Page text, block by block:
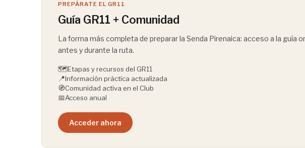
PREPÁRATE EL GR11
Guía GR11 + Comunidad
La forma más completa de preparar la Senda Pirenaica: acceso a la guía
antes y durante la ruta.
🗺️Etapas y recursos del GR11
📍Información práctica actualizada
🧭Comunidad activa en el Club
📅Acceso anual
Acceder ahora